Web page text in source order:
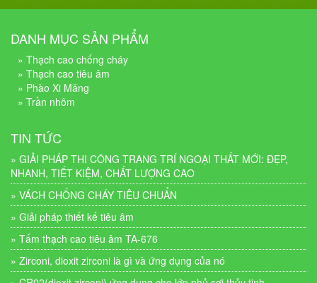
DANH MỤC SẢN PHẨM
» Thạch cao chống cháy
» Thạch cao tiêu âm
» Phào Xi Măng
» Trần nhôm
TIN TỨC
» GIẢI PHÁP THI CÔNG TRANG TRÍ NGOẠI THẤT MỚI: ĐẸP,
NHANH, TIẾT KIỆM, CHẤT LƯỢNG CAO
» VÁCH CHỐNG CHÁY TIÊU CHUẨN
» Giải pháp thiết kế tiêu âm
» Tấm thạch cao tiêu âm TA-676
» Zirconi, dioxit zirconi là gì và ứng dụng của nó